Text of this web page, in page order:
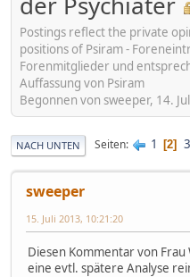
Postings reflect the private
positions of Psiram -
Forenmitglieder und
Auffassung von Psiram
Begonnen von sweeper, 14.
NACH UNTEN Seiten 1 2 3
sweeper
15. Juli 2013, 10:21:20
Diesen Kommentar von
eine evtl. spätere Analyse